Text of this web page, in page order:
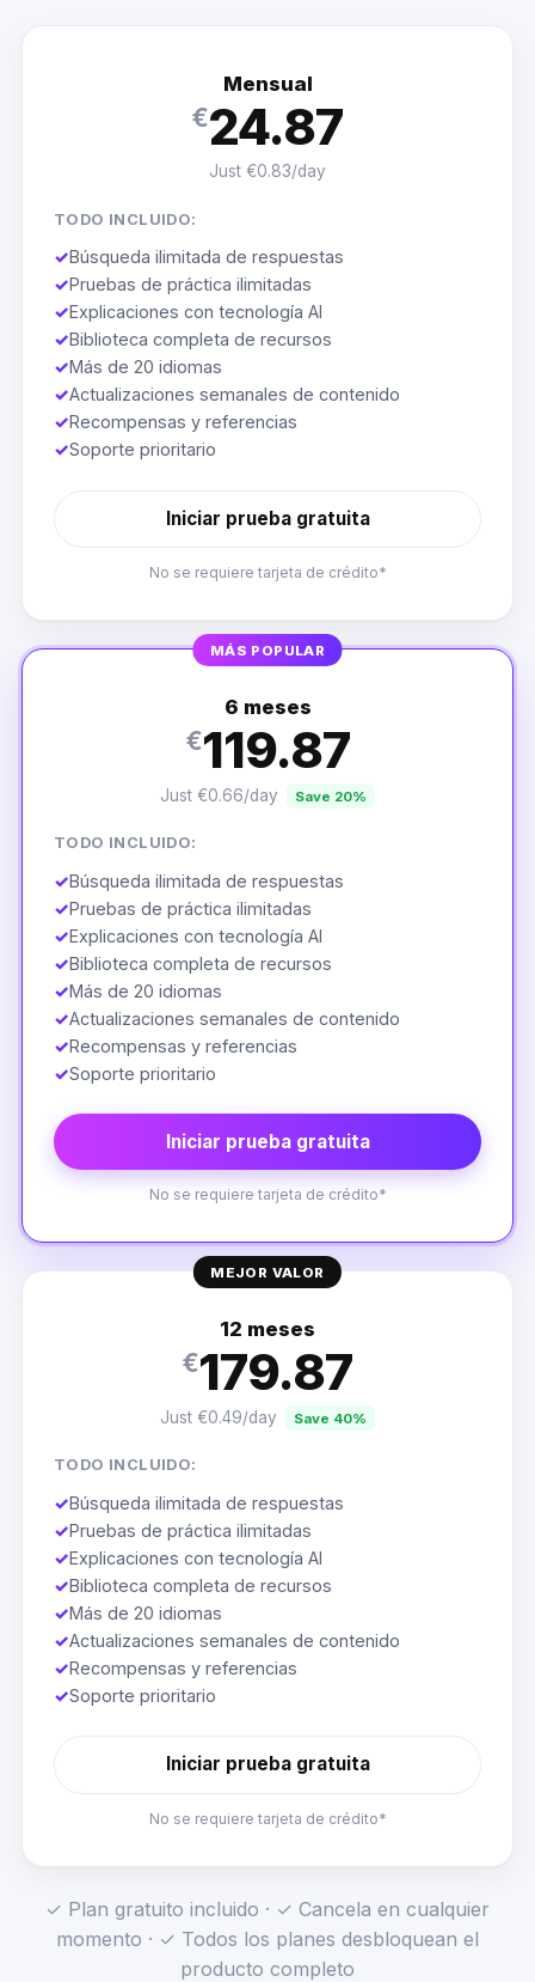
Mensual
€24.87
Just €0.83/day
TODO INCLUIDO:
✓Búsqueda ilimitada de respuestas
✓Pruebas de práctica ilimitadas
✓Explicaciones con tecnología AI
✓Biblioteca completa de recursos
✓Más de 20 idiomas
✓Actualizaciones semanales de contenido
✓Recompensas y referencias
✓Soporte prioritario
Iniciar prueba gratuita
No se requiere tarjeta de crédito*
MÁS POPULAR
6 meses
€119.87
Just €0.66/day Save 20%
TODO INCLUIDO:
✓Búsqueda ilimitada de respuestas
✓Pruebas de práctica ilimitadas
✓Explicaciones con tecnología AI
✓Biblioteca completa de recursos
✓Más de 20 idiomas
✓Actualizaciones semanales de contenido
✓Recompensas y referencias
✓Soporte prioritario
Iniciar prueba gratuita
No se requiere tarjeta de crédito*
MEJOR VALOR
12 meses
€179.87
Just €0.49/day Save 40%
TODO INCLUIDO:
✓Búsqueda ilimitada de respuestas
✓Pruebas de práctica ilimitadas
✓Explicaciones con tecnología AI
✓Biblioteca completa de recursos
✓Más de 20 idiomas
✓Actualizaciones semanales de contenido
✓Recompensas y referencias
✓Soporte prioritario
Iniciar prueba gratuita
No se requiere tarjeta de crédito*
✓ Plan gratuito incluido · ✓ Cancela en cualquier
momento · ✓ Todos los planes desbloquean el
producto completo